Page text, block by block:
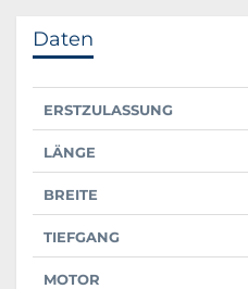
Daten
ERSTZULASSUNG
LÄNGE
BREITE
TIEFGANG
MOTOR